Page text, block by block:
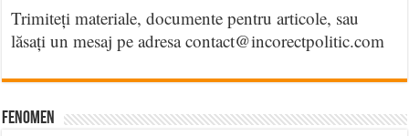
Trimiteți materiale, documente pentru articole, sau
lăsați un mesaj pe adresa contact@incorectpolitic.com
Fenomen